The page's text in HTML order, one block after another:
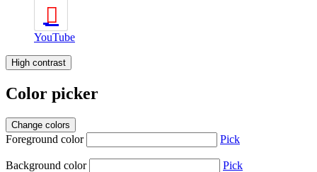
YouTube
High contrast
Color picker
Change colors
Foreground color Pick
Background color Pick